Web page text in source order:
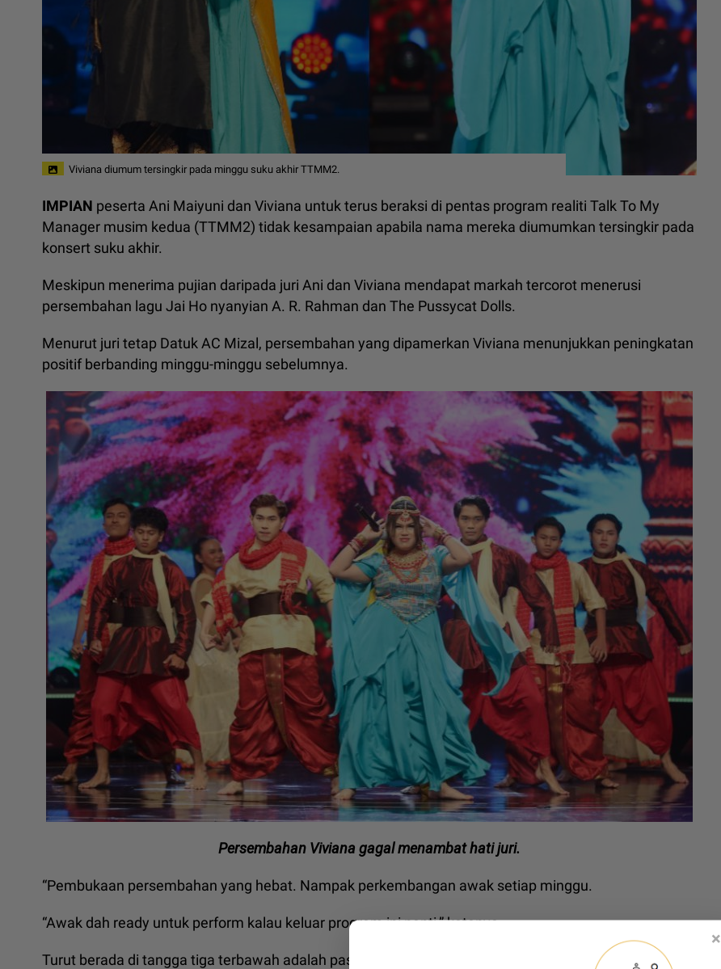
Viviana diumum tersingkir pada minggu suku akhir TTMM2.
IMPIAN peserta Ani Maiyuni dan Viviana untuk terus beraksi di pentas program realiti Talk To My
Manager musim kedua (TTMM2) tidak kesampaian apabila nama mereka diumumkan tersingkir pada
konsert suku akhir.
Meskipun menerima pujian daripada juri Ani dan Viviana mendapat markah tercorot menerusi
persembahan lagu Jai Ho nyanyian A. R. Rahman dan The Pussycat Dolls.
Menurut juri tetap Datuk AC Mizal, persembahan yang dipamerkan Viviana menunjukkan peningkatan
positif berbanding minggu-minggu sebelumnya.
Persembahan Viviana gagal menambat hati juri.
“Pembukaan persembahan yang hebat. Nampak perkembangan awak setiap minggu.
“Awak dah ready untuk perform kalau keluar program ini nanti,” katanya.
Turut berada di tangga tiga terbawah adalah pasangan Datuk Seri Vida dan Cik B serta Safura dan
×